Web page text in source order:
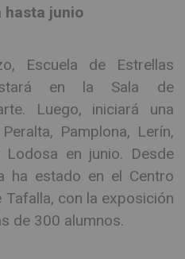
hasta junio
Escuela de Estrellas
en la Sala de
Luego, iniciará una
Pamplona, Lerín,
en junio. Desde
ha estado en el Centro
Tafalla, con la exposición
de 300 alumnos.